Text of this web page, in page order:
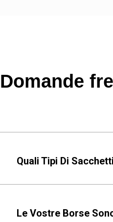
Domande
Quali Tipi Di
Le Vostre Borse